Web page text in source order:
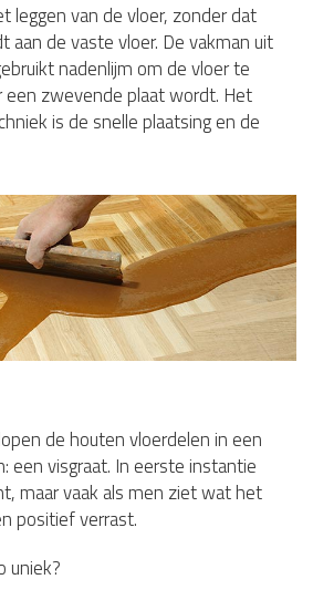
leggen van de vloer, zonder dat
aan de vaste vloer. De vakman uit
nadenlijm om de vloer te
een zwevende plaat wordt. Het
is de snelle plaatsing en de
de houten vloerdelen in een
een visgraat. In eerste instantie
maar vaak als men ziet wat het
positief verrast.
uniek?